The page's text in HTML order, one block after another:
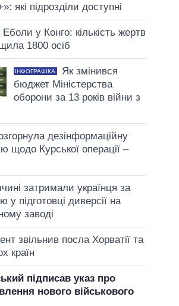
які підрозділи доступні
у Конго: кількість жертв
1800 осіб
ІНФОГРАФІКА
Як змінився
бюджет Міністерства
оборони за 13 років війни з
дезінформаційну
щодо Курської операції –
затримали українця за
у підготовці диверсії на
заводі
звільнив посла Хорватії та
країн
підписав указ про
нового військового